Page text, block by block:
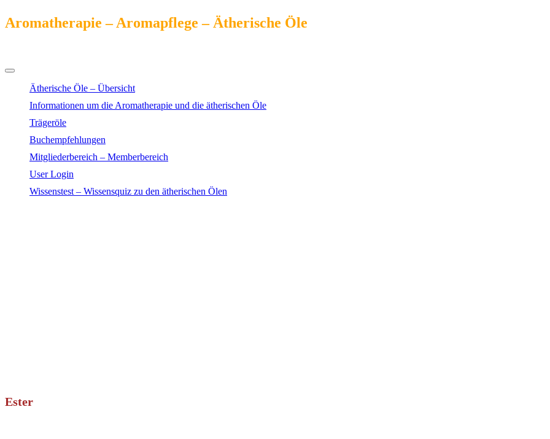
Aromatherapie – Aromapflege – Ätherische Öle
Ätherische Öle – Übersicht
Informationen um die Aromatherapie und die ätherischen Öle
Trägeröle
Buchempfehlungen
Mitgliederbereich – Memberbereich
User Login
Wissenstest – Wissensquiz zu den ätherischen Ölen
Ester